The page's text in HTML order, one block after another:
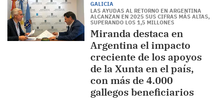
GALICIA
LAS AYUDAS AL RETORNO EN ARGENTINA
ALCANZAN EN 2025 SUS CIFRAS MÁS ALTAS,
SUPERANDO LOS 1,5 MILLONES
Miranda destaca en
Argentina el impacto
creciente de los apoyos
de la Xunta en el país,
con más de 4.000
gallegos beneficiarios